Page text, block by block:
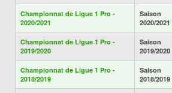
Championnat de Ligue 1 Pro -
2020/2021
Saison
2020/2021
Championnat de Ligue 1 Pro -
2019/2020
Saison
2019/2020
Championnat de Ligue 1 Pro -
2018/2019
Saison
2018/2019